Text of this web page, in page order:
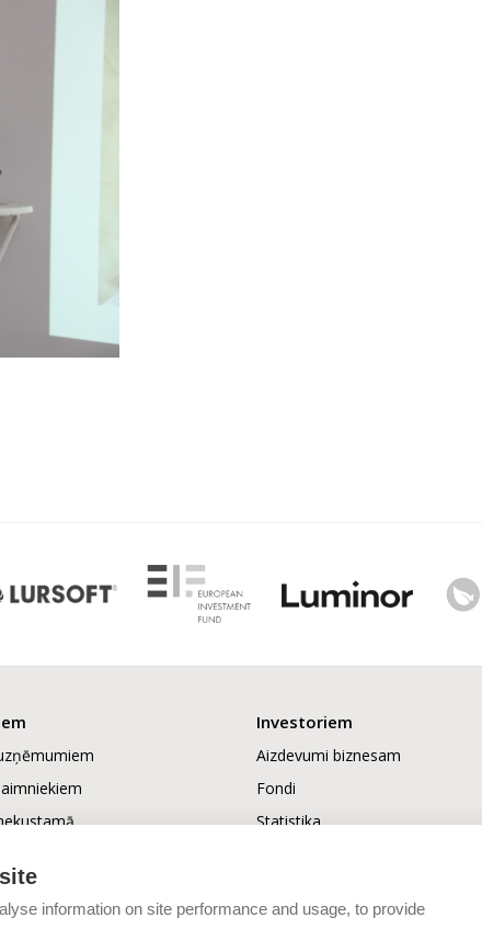
information on site performance and usage, to provide
piesaiste
Investoriem
Aizdevumi biznesam
Fondi
Statistika